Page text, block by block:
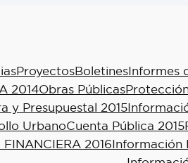
ProyectosBoletinesInformes
2014Obras Públicas
y Presupuestal 2015
UrbanoCuenta Pública 2015
2016Información